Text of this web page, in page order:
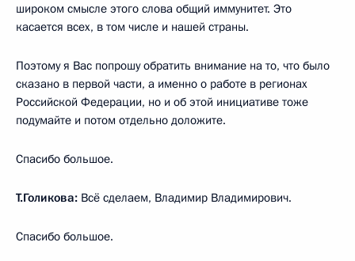
широком смысле этого слова общий иммунитет. Это
касается всех, в том числе и нашей страны.
Поэтому я Вас попрошу обратить внимание на то, что было
сказано в первой части, а именно о работе в регионах
Российской Федерации, но и об этой инициативе тоже
подумайте и потом отдельно доложите.
Спасибо большое.
Т.Голикова: Всё сделаем, Владимир Владимирович.
Спасибо большое.